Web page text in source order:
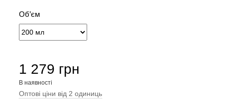
Об’єм
1 279 грн
В наявності
Оптові ціни від 2 одиниць